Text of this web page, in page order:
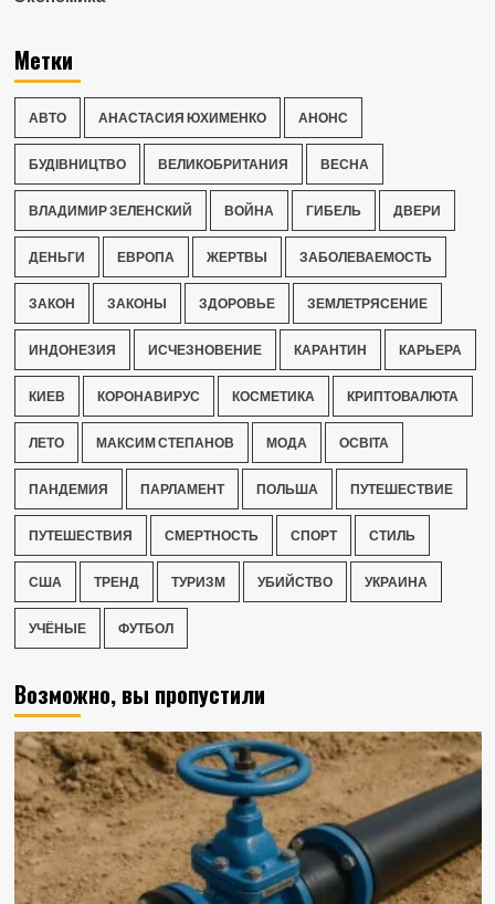
Метки
АВТО АНАСТАСИЯ ЮХИМЕНКО АНОНС
БУДІВНИЦТВО ВЕЛИКОБРИТАНИЯ ВЕСНА
ВЛАДИМИР ЗЕЛЕНСКИЙ ВОЙНА ГИБЕЛЬ ДВЕРИ
ДЕНЬГИ ЕВРОПА ЖЕРТВЫ ЗАБОЛЕВАЕМОСТЬ
ЗАКОН ЗАКОНЫ ЗДОРОВЬЕ ЗЕМЛЕТРЯСЕНИЕ
ИНДОНЕЗИЯ ИСЧЕЗНОВЕНИЕ КАРАНТИН КАРЬЕРА
КИЕВ КОРОНАВИРУС КОСМЕТИКА КРИПТОВАЛЮТА
ЛЕТО МАКСИМ СТЕПАНОВ МОДА ОСВІТА
ПАНДЕМИЯ ПАРЛАМЕНТ ПОЛЬША ПУТЕШЕСТВИЕ
ПУТЕШЕСТВИЯ СМЕРТНОСТЬ СПОРТ СТИЛЬ
США ТРЕНД ТУРИЗМ УБИЙСТВО УКРАИНА
УЧЁНЫЕ ФУТБОЛ
Возможно, вы пропустили